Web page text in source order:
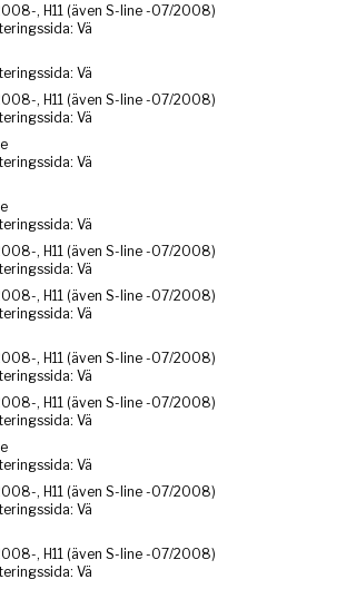
, H11 (även S-line -07/2008)
Vä
Vä
, H11 (även S-line -07/2008)
Vä
Vä
Vä
, H11 (även S-line -07/2008)
Vä
, H11 (även S-line -07/2008)
Vä
, H11 (även S-line -07/2008)
Vä
, H11 (även S-line -07/2008)
Vä
Vä
, H11 (även S-line -07/2008)
Vä
, H11 (även S-line -07/2008)
Vä